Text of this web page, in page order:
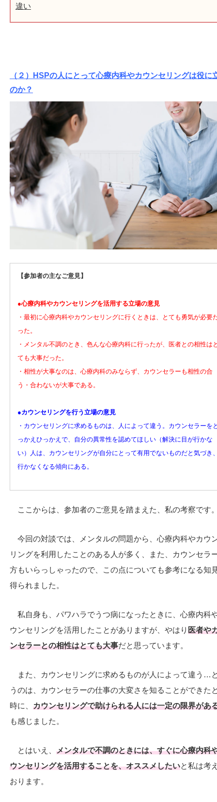
違い
（２）HSPの人にとって心療内科やカウンセリングは役に
のか？
【参加者の主なご意見】
●心療内科やカウンセリングを活用する立場の意見
・最初に心療内科やカウンセリングに行くときは、とても勇気が必要
った。
・メンタル不調のとき、色んな心療内科に行ったが、医者との相性は
ても大事だった。
・相性が大事なのは、心療内科のみならず、カウンセラーも相性の合
う・合わないが大事である。
●カウンセリングを行う立場の意見
・カウンセリングに求めるものは、人によって違う。カウンセラーを
っかえひっかえで、自分の異常性を認めてほしい（解決に目が行かな
い）人は、カウンセリングが自分にとって有用でないものだと気づき
行かなくなる傾向にある。
ここからは、参加者のご意見を踏まえた、私の考察です
今回の対談では、メンタルの問題から、心療内科やカウ
リングを利用したことのある人が多く、また、カウンセラ
方もいらっしゃったので、この点についても参考になる知
得られました。
私自身も、パワハラでうつ病になったときに、心療内科
ウンセリングを活用したことがありますが、やはり 医者や
ンセラーとの相性はとても大事だと思っています。
また、カウンセリングに求めるものが人によって違う…
うのは、カウンセラーの仕事の大変さを知ることができた
時に、 カウンセリングで助けられる人には一定の限界があ
も感じました。
とはいえ、 メンタルで不調のときには、すぐに心療内科
ウンセリングを活用することを、オススメしたいと私は考
おります。